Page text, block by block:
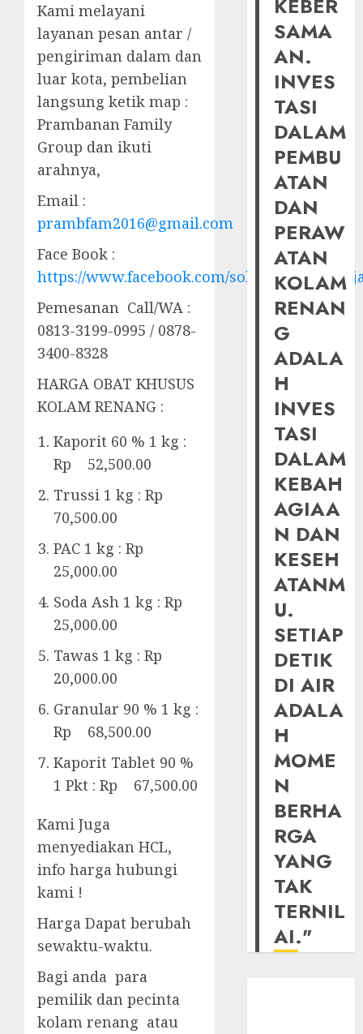
Kami melayani
layanan pesan antar /
pengiriman dalam dan
luar kota, pembelian
langsung ketik map :
Prambanan Family
Group dan ikuti
arahnya,
Email :
prambfam2016@gmail.com
Face Book :
https://www.facebook.com/
Pemesanan Call/WA :
0813-3199-0995 / 0878-
3400-8328
HARGA OBAT KHUSUS
KOLAM RENANG :
Kaporit 60 % 1 kg :
Rp 52,500.00
Trussi 1 kg : Rp
70,500.00
PAC 1 kg : Rp
25,000.00
Soda Ash 1 kg : Rp
25,000.00
Tawas 1 kg : Rp
20,000.00
Granular 90 % 1 kg :
Rp 68,500.00
Kaporit Tablet 90 %
1 Pkt : Rp 67,500.00
Kami Juga
menyediakan HCL,
info harga hubungi
kami !
Harga Dapat berubah
sewaktu-waktu.
Bagi anda para
pemilik dan pecinta
kolam renang atau
KEBER
SAMA
AN.
INVES
TASI
DALAM
PEMBU
ATAN
DAN
PERAW
ATAN
KOLAM
RENAN
G
ADALA
H
INVES
TASI
DALAM
KEBAH
AGIAA
N DAN
KESEH
ATANM
U.
SETIAP
DETIK
DI AIR
ADALA
H
MOME
N
BERHA
RGA
YANG
TAK
TERNIL
AI."